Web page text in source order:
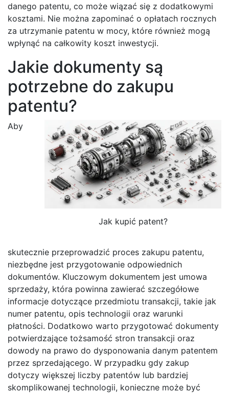
danego patentu, co może wiązać się z dodatkowymi
kosztami. Nie można zapominać o opłatach rocznych
za utrzymanie patentu w mocy, które również mogą
wpłynąć na całkowity koszt inwestycji.
Jakie dokumenty są
potrzebne do zakupu
patentu?
Jak kupić patent?
Aby
skutecznie przeprowadzić proces zakupu patentu,
niezbędne jest przygotowanie odpowiednich
dokumentów. Kluczowym dokumentem jest umowa
sprzedaży, która powinna zawierać szczegółowe
informacje dotyczące przedmiotu transakcji, takie jak
numer patentu, opis technologii oraz warunki
płatności. Dodatkowo warto przygotować dokumenty
potwierdzające tożsamość stron transakcji oraz
dowody na prawo do dysponowania danym patentem
przez sprzedającego. W przypadku gdy zakup
dotyczy większej liczby patentów lub bardziej
skomplikowanej technologii, konieczne może być